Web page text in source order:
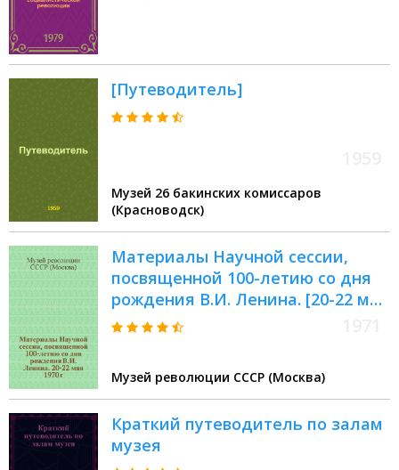
пропаганда ее музейными
средствами : Сб. статей
[Путеводитель]
Музей 26 бакинских комиссаров
(Красноводск)
Материалы Научной сессии,
посвященной 100-летию со дня
рождения В.И. Ленина. [20-22 мая
1970 г.]
Музей революции СССР (Москва)
Краткий путеводитель по залам
музея